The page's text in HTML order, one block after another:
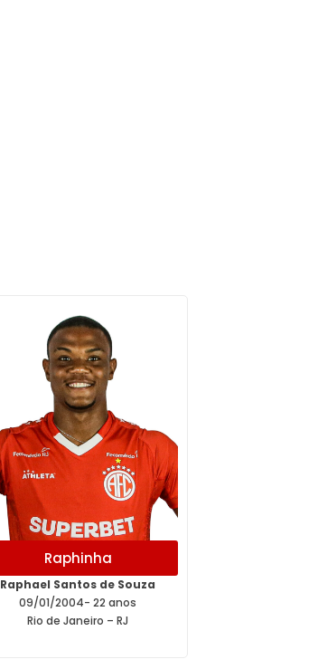
Raphinha
Raphael Santos de Souza
09/01/2004- 22 anos
Rio de Janeiro – RJ